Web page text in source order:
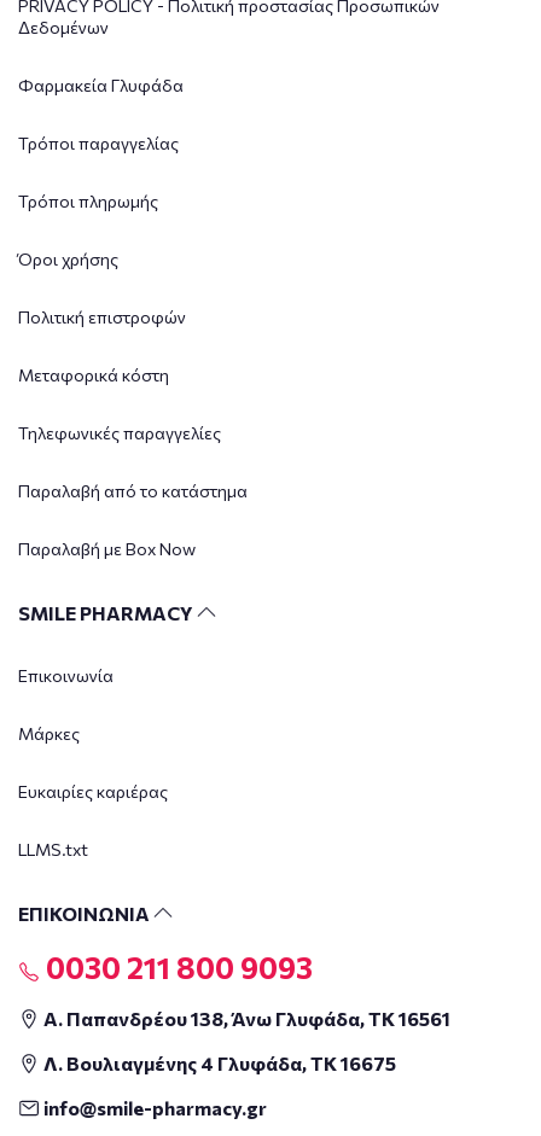
PRIVACY POLICY - Πολιτική προστασίας Προσωπικών
Δεδομένων
Φαρμακεία Γλυφάδα
Τρόποι παραγγελίας
Τρόποι πληρωμής
Όροι χρήσης
Πολιτική επιστροφών
Μεταφορικά κόστη
Τηλεφωνικές παραγγελίες
Παραλαβή από το κατάστημα
Παραλαβή με Box Now
SMILE PHARMACY
Επικοινωνία
Μάρκες
Ευκαιρίες καριέρας
LLMS.txt
ΕΠΙΚΟΙΝΩΝΙΑ
0030 211 800 9093
Α. Παπανδρέου 138, Άνω Γλυφάδα, ΤΚ 16561
Λ. Βουλιαγμένης 4 Γλυφάδα, ΤΚ 16675
info@smile-pharmacy.gr